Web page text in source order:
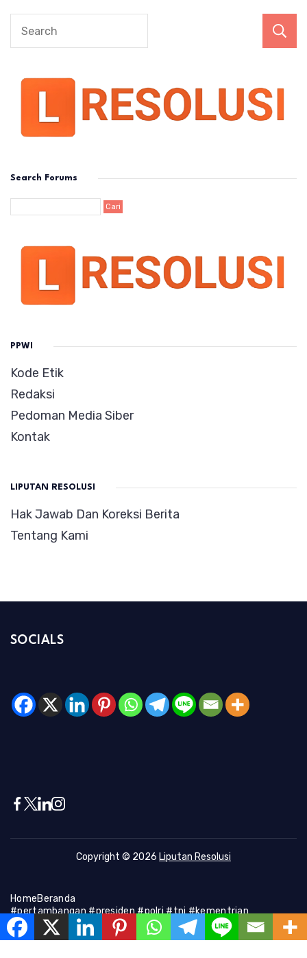
Search Forums
PPWI
Kode Etik
Redaksi
Pedoman Media Siber
Kontak
LIPUTAN RESOLUSI
Hak Jawab Dan Koreksi Berita
Tentang Kami
SOCIALS
Copyright © 2026 Liputan Resolusi
HomeBeranda
#pertambangan #presiden #polri #tni #kementrian
#presiden #Kapolri #indonesia